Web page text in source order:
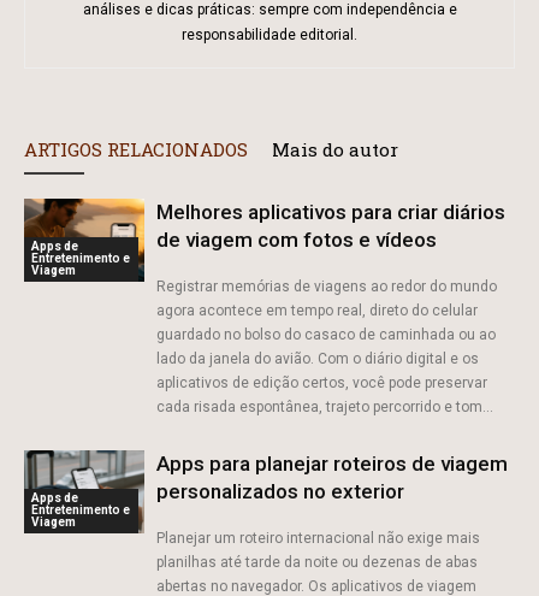
análises e dicas práticas: sempre com independência e
responsabilidade editorial.
ARTIGOS RELACIONADOS Mais do autor
Apps de
Entretenimento e
Viagem
Melhores aplicativos para criar diários
de viagem com fotos e vídeos
Registrar memórias de viagens ao redor do mundo
agora acontece em tempo real, direto do celular
guardado no bolso do casaco de caminhada ou ao
lado da janela do avião. Com o diário digital e os
aplicativos de edição certos, você pode preservar
cada risada espontânea, trajeto percorrido e tom...
Apps de
Entretenimento e
Viagem
Apps para planejar roteiros de viagem
personalizados no exterior
Planejar um roteiro internacional não exige mais
planilhas até tarde da noite ou dezenas de abas
abertas no navegador. Os aplicativos de viagem